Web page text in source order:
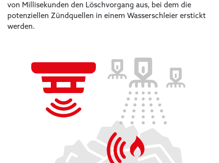
von Millisekunden den Löschvorgang aus, bei dem die
potenziellen Zündquellen in einem Wasserschleier erstickt
werden.